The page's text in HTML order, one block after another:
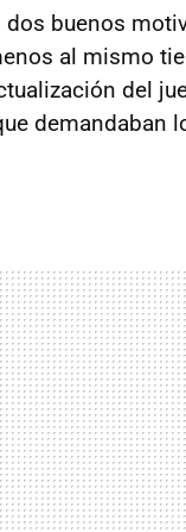
buenos
al mismo
del
demandaban